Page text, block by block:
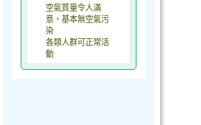
空氣質量令人滿
意，基本無空氣污
染
各類人群可正常活
動